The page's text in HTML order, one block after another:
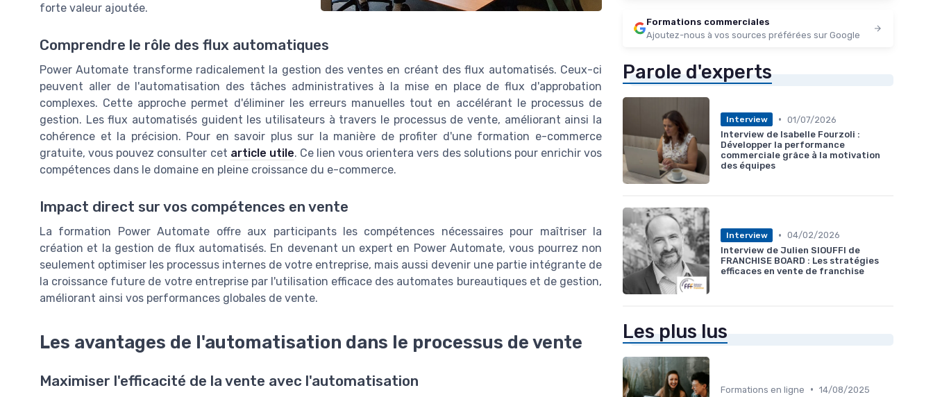
forte valeur ajoutée.
Comprendre le rôle des flux automatiques
Power Automate transforme radicalement la gestion des ventes en créant des flux automatisés. Ceux-ci
peuvent aller de l'automatisation des tâches administratives à la mise en place de flux d'approbation
complexes. Cette approche permet d'éliminer les erreurs manuelles tout en accélérant le processus de
gestion. Les flux automatisés guident les utilisateurs à travers le processus de vente, améliorant ainsi la
cohérence et la précision. Pour en savoir plus sur la manière de profiter d'une formation e-commerce
gratuite, vous pouvez consulter cet article utile. Ce lien vous orientera vers des solutions pour enrichir vos
compétences dans le domaine en pleine croissance du e-commerce.
Impact direct sur vos compétences en vente
La formation Power Automate offre aux participants les compétences nécessaires pour maîtriser la
création et la gestion de flux automatisés. En devenant un expert en Power Automate, vous pourrez non
seulement optimiser les processus internes de votre entreprise, mais aussi devenir une partie intégrante de
la croissance future de votre entreprise par l'utilisation efficace des automates bureautiques et de gestion,
améliorant ainsi vos performances globales de vente.
Les avantages de l'automatisation dans le processus de vente
Maximiser l'efficacité de la vente avec l'automatisation
Formations commerciales
Ajoutez-nous à vos sources préférées sur Google
Parole d'experts
Interview • 01/07/2026
Interview de Isabelle Fourzoli :
Développer la performance
commerciale grâce à la motivation
des équipes
Interview • 04/02/2026
Interview de Julien SIOUFFI de
FRANCHISE BOARD : Les stratégies
efficaces en vente de franchise
Les plus lus
Formations en ligne • 14/08/2025